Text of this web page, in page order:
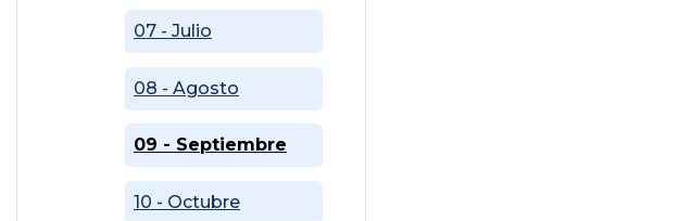
07 - Julio
08 - Agosto
09 - Septiembre
10 - Octubre